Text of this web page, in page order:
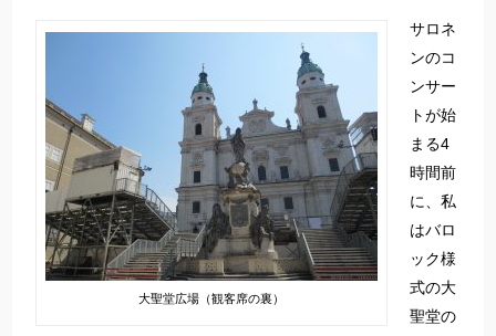
大聖堂広場（観客席の裏）
サロネ
ンのコ
ンサー
トが始
まる4
時間前
に、私
はバロ
ック様
式の大
聖堂の